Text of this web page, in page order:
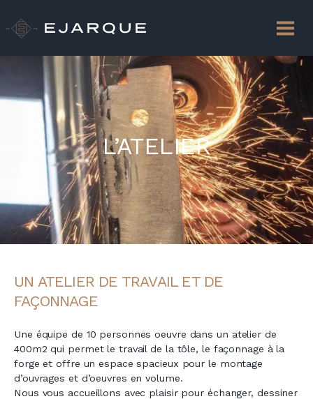
L’ATELIER
UN ATELIER DE TRAVAIL ET DE
FAÇONNAGE
Une équipe de 10 personnes oeuvre dans un atelier de
400m2 qui permet le travail de la tôle, le façonnage à la
forge et offre un espace spacieux pour le montage
d’ouvrages et d’oeuvres en volume.
Nous vous accueillons avec plaisir pour échanger, dessiner